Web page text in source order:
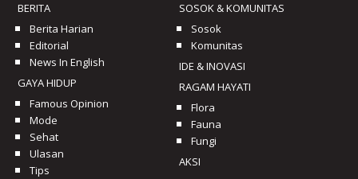
BERITA
Berita Harian
Editorial
News In English
GAYA HIDUP
Famous Opinion
Mode
Sehat
Ulasan
Tips
SOSOK & KOMUNITAS
Sosok
Komunitas
IDE & INOVASI
RAGAM HAYATI
Flora
Fauna
Fungi
AKSI